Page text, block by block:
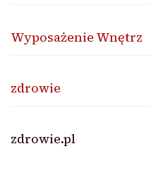
Wyposażenie Wnętrz
zdrowie
zdrowie.pl